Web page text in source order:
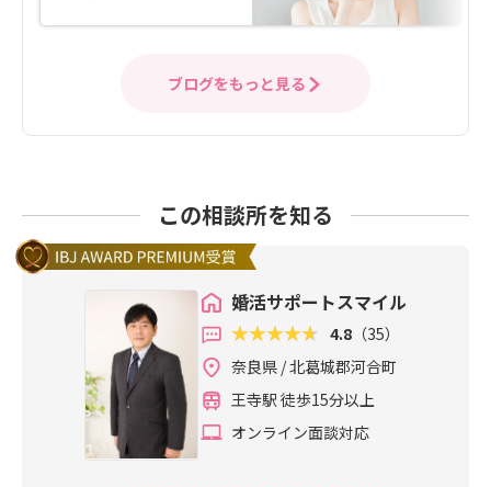
ブログをもっと見る
この相談所を知る
婚活サポートスマイル
4.8 （35）
奈良県 / 北葛城郡河合町
王寺駅 徒歩15分以上
オンライン面談対応